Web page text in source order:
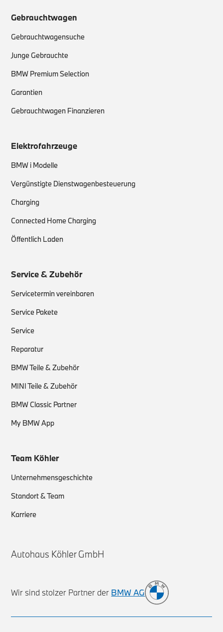
Gebrauchtwagen
Gebrauchtwagensuche
Junge Gebrauchte
BMW Premium Selection
Garantien
Gebrauchtwagen Finanzieren
Elektrofahrzeuge
BMW i Modelle
Vergünstigte Dienstwagenbesteuerung
Charging
Connected Home Charging
Öffentlich Laden
Service & Zubehör
Servicetermin vereinbaren
Service Pakete
Service
Reparatur
BMW Teile & Zubehör
MINI Teile & Zubehör
BMW Classic Partner
My BMW App
Team Köhler
Unternehmensgeschichte
Standort & Team
Karriere
Autohaus Köhler GmbH
Wir sind stolzer Partner der BMW AG